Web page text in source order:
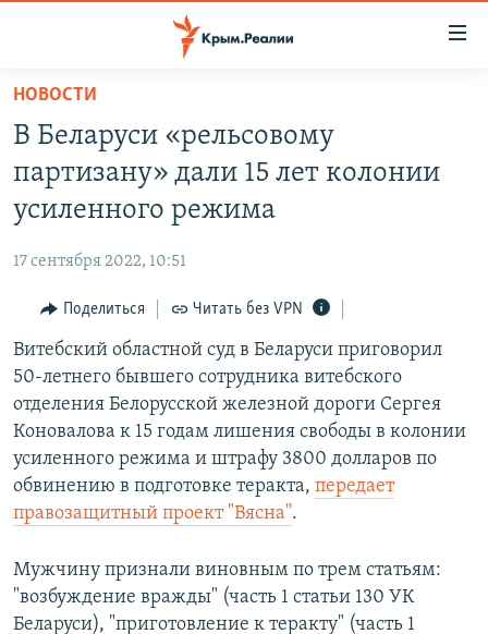
Вернуться
основному
содержанию
Вернутся
главной
навигации
Вернутся
поиску
СПЕЦПРОЕКТЫ
11 ЛЕТ ОККУПАЦИИ КРЫМА. 11 ИСТОРИЙ СОПРОТИВЛЕНИЯ
ВОДА
ЕЩЕ
ИНТЕРАКТИВ
ИНФОГРАФИКА
СОВЕТЫ ПРАВОЗАЩИТНИКОВ
ПРОПАВШИЕ БЕЗ ВЕСТИ
ПОБЕДИТЕЛЕЙ НЕ СУДЯТ?
ELIFBE
УКРАИНСКАЯ ПРОБЛЕМА КРЫМА
РАДІО СВОБОДА
КАК ОБОЙТИ БЛОКИРОВКУ
Українською
ПРИСОЕДИНЯЙТЕСЬ!
НОВОСТИ
В Беларуси «рельсовому
партизану» дали 15 лет колонии
усиленного режима
17 сентября 2022, 10:51
Поделиться Читать без VPN
Витебский областной суд в Беларуси приговорил
50-летнего бывшего сотрудника витебского
отделения Белорусской железной дороги Сергея
Коновалова к 15 годам лишения свободы в колонии
усиленного режима и штрафу 3800 долларов по
обвинению в подготовке теракта, передает
правозащитный проект "Вясна".
Мужчину признали виновным по трем статьям:
"возбуждение вражды" (часть 1 статьи 130 УК
Беларуси), "приготовление к теракту" (часть 1